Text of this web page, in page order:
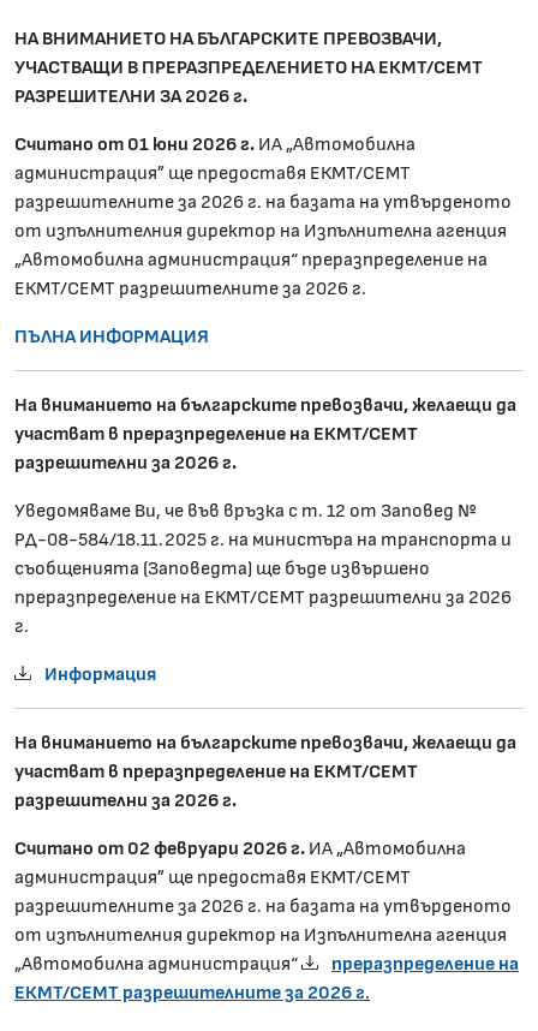
НА ВНИМАНИЕТО НА БЪЛГАРСКИТЕ ПРЕВОЗВАЧИ,
УЧАСТВАЩИ В ПРЕРАЗПРЕДЕЛЕНИЕТО НА ЕКМТ/СЕМТ
РАЗРЕШИТЕЛНИ ЗА 2026 г.
Считано от 01 юни 2026г. ИА „Автомобилна
администрация” ще предоставя ЕКМТ/СЕМТ
разрешителните за 2026 г. на базата на утвърденото
от изпълнителния директор на Изпълнителна агенция
„Автомобилна администрация“ преразпределение на
ЕКМТ/СЕМТ разрешителните за 2026 г.
ПЪЛНА ИНФОРМАЦИЯ
На вниманието на българските превозвачи, желаещи да
участват в преразпределение на ЕКМТ/СЕМТ
разрешителни за 2026 г.
Уведомяваме Ви, че във връзка с т. 12 от Заповед №
РД-08-584/18.11.2025 г. на министъра на транспорта и
съобщенията (Заповедта) ще бъде извършено
преразпределение на ЕКМТ/СЕМТ разрешителни за 2026
г.
Информация
На вниманието на българските превозвачи, желаещи да
участват в преразпределение на ЕКМТ/СЕМТ
разрешителни за 2026 г.
Считано от 02 февруари 2026г. ИА „Автомобилна
администрация” ще предоставя ЕКМТ/СЕМТ
разрешителните за 2026 г. на базата на утвърденото
от изпълнителния директор на Изпълнителна агенция
„Автомобилна администрация“
преразпределение на
ЕКМТ/СЕМТ разрешителните за 2026 г.